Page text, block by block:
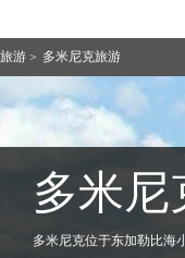
旅游 > 多米尼克旅游
多米尼
多米尼克位于东加勒比海